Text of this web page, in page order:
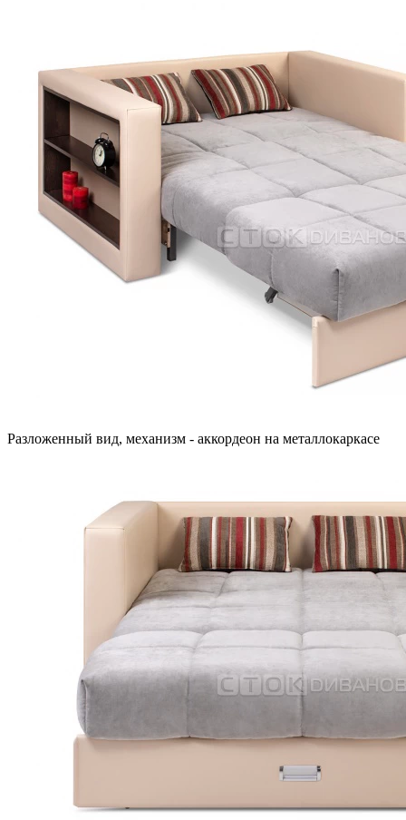
Разложенный вид, механизм - аккордеон на металлокаркасе